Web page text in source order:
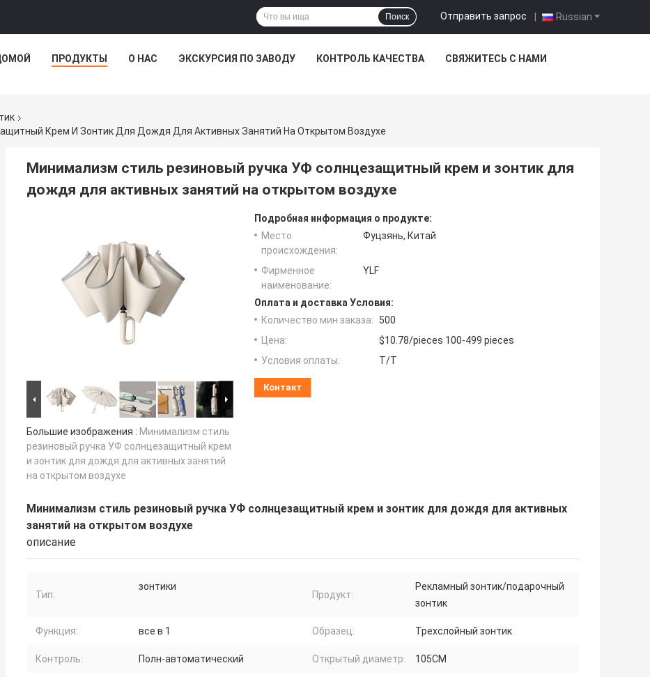
Russian
Отправить запрос |
Поиск
ПРОДУКТЫ О НАС ЭКСКУРСИЯ ПО ЗАВОДУ КОНТРОЛЬ КАЧЕСТВА СВЯЖИТЕСЬ С НАМИ
Крем И Зонтик Для Дождя Для Активных Занятий На Открытом Воздухе
Минимализм стиль резиновый ручка УФ солнцезащитный крем и зонтик для
дождя для активных занятий на открытом воздухе
Большие изображения : Минимализм стиль
резиновый ручка УФ солнцезащитный крем
и зонтик для дождя для активных занятий
на открытом воздухе
Подробная информация о продукте:
Место
происхождения:
Фуцзянь, Китай
Фирменное
наименование:
YLF
Оплата и доставка Условия:
Количество мин заказа:
500
Цена:
$10.78/pieces 100-499 pieces
Условия оплаты:
T/T
Контакт
Минимализм стиль резиновый ручка УФ солнцезащитный крем и зонтик для дождя для активных
занятий на открытом воздухе
описание
Тип:
зонтики
Продукт:
Рекламный зонтик/подарочный
зонтик
Функция: все в 1 Образец: Трехслойный зонтик
Контроль: Полн-автоматический Открытый диаметр: 105CM